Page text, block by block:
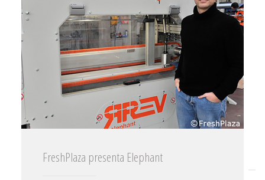
FreshPlaza presenta Elephant